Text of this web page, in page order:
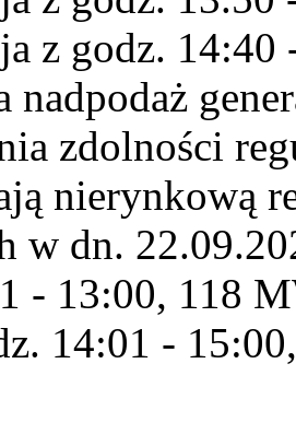
z godz. 14:40
nadpodaż
zdolności
nierynkową
w dn.
- 13:00, 118
14:01 -